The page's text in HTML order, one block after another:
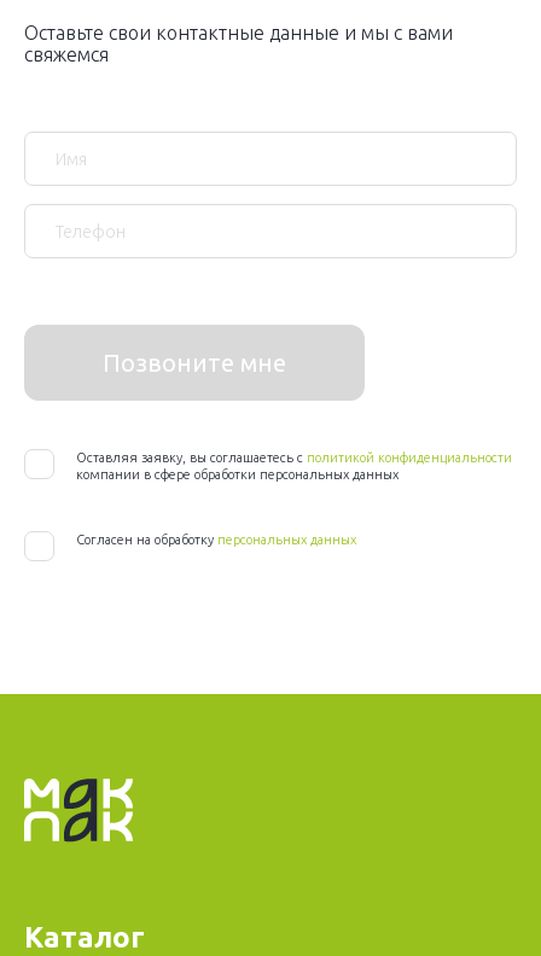
Оставьте свои контактные данные и мы с вами
свяжемся
Позвоните мне
Оставляя заявку, вы соглашаетесь с политикой конфиденциальности
компании в сфере обработки персональных данных
Согласен на обработку персональных данных
Каталог